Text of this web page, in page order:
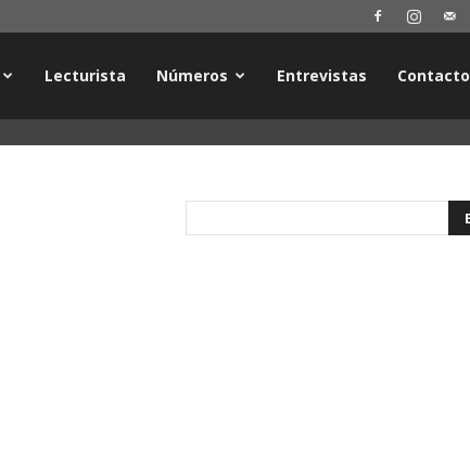
Lecturista Números Entrevistas Contacto